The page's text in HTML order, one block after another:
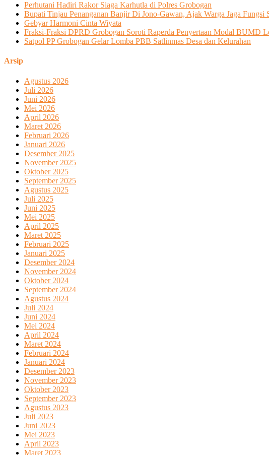
Perhutani Hadiri Rakor Siaga Karhutla di Polres Grobogan
Bupati Tinjau Penanganan Banjir Di Jono-Gawan, Ajak Warga Jaga Fungsi
Gebyar Harmoni Cinta Wiyata
Fraksi-Fraksi DPRD Grobogan Soroti Raperda Penyertaan Modal BUMD
Satpol PP Grobogan Gelar Lomba PBB Satlinmas Desa dan Kelurahan
Arsip
Agustus 2026
Juli 2026
Juni 2026
Mei 2026
April 2026
Maret 2026
Februari 2026
Januari 2026
Desember 2025
November 2025
Oktober 2025
September 2025
Agustus 2025
Juli 2025
Juni 2025
Mei 2025
April 2025
Maret 2025
Februari 2025
Januari 2025
Desember 2024
November 2024
Oktober 2024
September 2024
Agustus 2024
Juli 2024
Juni 2024
Mei 2024
April 2024
Maret 2024
Februari 2024
Januari 2024
Desember 2023
November 2023
Oktober 2023
September 2023
Agustus 2023
Juli 2023
Juni 2023
Mei 2023
April 2023
Maret 2023